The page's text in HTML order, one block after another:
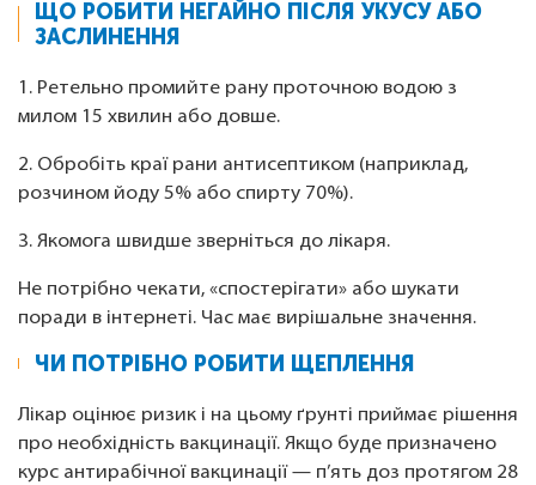
ЩО РОБИТИ НЕГАЙНО ПІСЛЯ УКУСУ АБО
ЗАСЛИНЕННЯ
1. Ретельно промийте рану проточною водою з
милом 15 хвилин або довше.
2. Обробіть краї рани антисептиком (наприклад,
розчином йоду 5% або спирту 70%).
3. Якомога швидше зверніться до лікаря.
Не потрібно чекати, «спостерігати» або шукати
поради в інтернеті. Час має вирішальне значення.
ЧИ ПОТРІБНО РОБИТИ ЩЕПЛЕННЯ
Лікар оцінює ризик і на цьому ґрунті приймає рішення
про необхідність вакцинації. Якщо буде призначено
курс антирабічної вакцинації — п’ять доз протягом 28